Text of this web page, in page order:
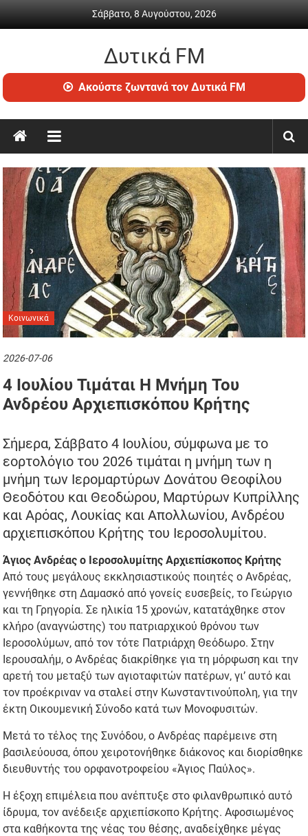
Σάββατο, 8 Αυγούστου, 2026
Δυτικά FM
Ραδιόφωνο
•
ενημέρωση
Ακούστε ζωντανά τον Δυτικά FM
Κοινωνικά
2026-07-06
4 Ιουλίου Τιμάται Η Μνήμη Του
Ανδρέου Αρχιεπισκόπου Κρήτης
Σήμερα, Σάββατο 4 Ιουλίου, σύμφωνα με το
εορτολόγιο του 2026 τιμάται η μνήμη των η
μνήμη των Ιερομαρτύρων Δονάτου Θεοφίλου
Θεοδότου και Θεοδώρου, Μαρτύρων Κυπρίλλης
και Αρόας, Λουκίας και Απολλωνίου, Ανδρέου
αρχιεπισκόπου Κρήτης του Ιεροσολυμίτου.
Άγιος Ανδρέας ο Ιεροσολυμίτης Αρχιεπίσκοπος Κρήτης
Από τους μεγάλους εκκλησιαστικούς ποιητές ο Ανδρέας,
γεννήθηκε στη Δαμασκό από γονείς ευσεβείς, το Γεώργιο
και τη Γρηγορία. Σε ηλικία 15 χρονών, κατατάχθηκε στον
κλήρο (αναγνώστης) του πατριαρχικού θρόνου των
Ιεροσολύμων, από τον τότε Πατριάρχη Θεόδωρο. Στην
Ιερουσαλήμ, ο Ανδρέας διακρίθηκε για τη μόρφωση και την
αρετή του μεταξύ των αγιοταφιτών πατέρων, γι’ αυτό και
τον προέκριναν να σταλεί στην Κωνσταντινούπολη, για την
έκτη Οικουμενική Σύνοδο κατά των Μονοφυσιτών.
Μετά το τέλος της Συνόδου, ο Ανδρέας παρέμεινε στη
βασιλεύουσα, όπου χειροτονήθηκε διάκονος και διορίσθηκε
διευθυντής του ορφανοτροφείου «Άγιος Παύλος».
Η έξοχη επιμέλεια που ανέπτυξε στο φιλανθρωπικό αυτό
ίδρυμα, τον ανέδειξε αρχιεπίσκοπο Κρήτης. Αφοσιωμένος
στα καθήκοντα της νέας του θέσης, αναδείχθηκε μέγας